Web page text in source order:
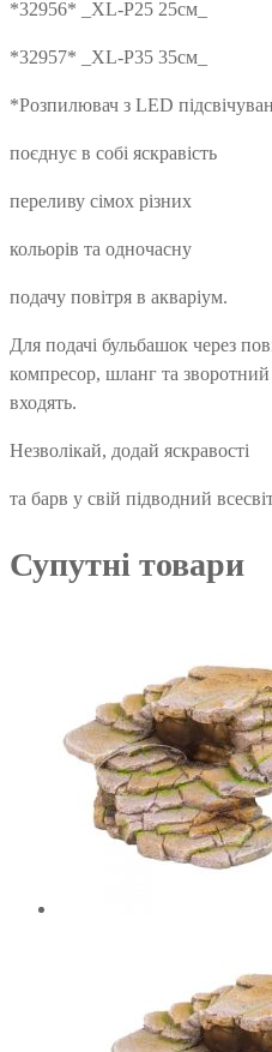
*32956* _XL-P25 25см_
*32957* _XL-P35 35см_
*Розпилювач з LED
поєднує в собі яскравість
переливу сімох різних
кольорів та одночасну
подачу повітря в акваріум.
Для подачі бульбашок через
компресор, шланг та
входять.
Незволікай, додай яскравості
та барв у свій підводний
Супутні товари